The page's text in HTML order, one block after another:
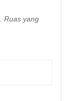
Ruas yang